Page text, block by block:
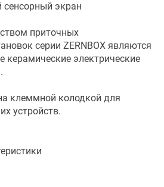
экран
приточных
серии ZERNBOX являются
электрические
клеммной колодкой для
устройств.